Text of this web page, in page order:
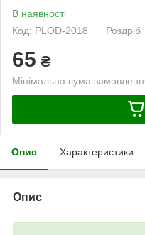
В наявності
Код: PLOD-2018
Роздріб
65 ₴
Мінімальна сума
Опис Характеристики
Опис